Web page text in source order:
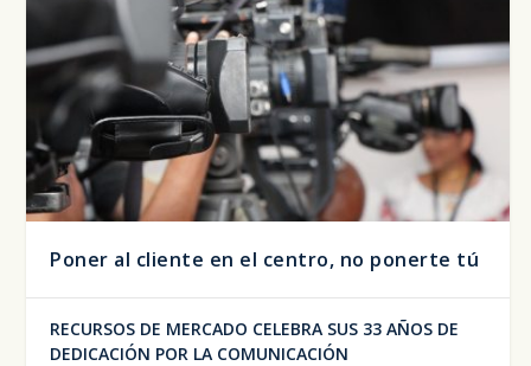
Poner al cliente en el centro, no ponerte tú
RECURSOS DE MERCADO CELEBRA SUS 33 AÑOS DE
DEDICACIÓN POR LA COMUNICACIÓN